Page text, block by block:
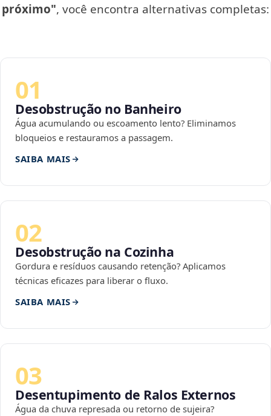
próximo", você encontra alternativas completas:
01
Desobstrução no Banheiro
Água acumulando ou escoamento lento? Eliminamos
bloqueios e restauramos a passagem.
SAIBA MAIS
02
Desobstrução na Cozinha
Gordura e resíduos causando retenção? Aplicamos
técnicas eficazes para liberar o fluxo.
SAIBA MAIS
03
Desentupimento de Ralos Externos
Água da chuva represada ou retorno de sujeira?